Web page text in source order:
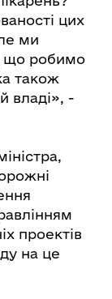
цих
ми
що робимо
також
владі», -
проектів
на це